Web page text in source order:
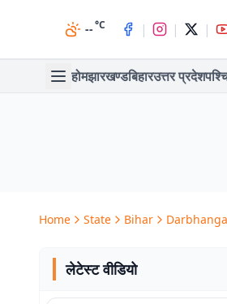
--°C | | |
होमझारखण्डबिहारउत्तर प्रदेश
Home State Bihar Darbhanga
लेटेस्ट वीडियो